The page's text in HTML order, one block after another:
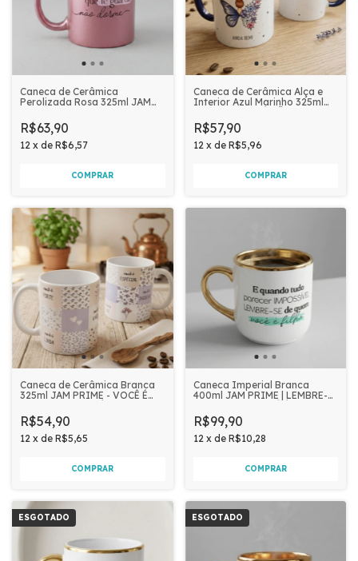
Caneca de Cerâmica
Perolizada Rosa 325ml JAM
GUARDA NÃO DORME
R$63,90
12 x de R$6,57
Caneca de Cerâmica Alça e
Interior Azul Marinho 325ml
MAIS A MESMA
R$57,90
12 x de R$5,96
Caneca de Cerâmica Branca
325ml JAM PRIME - VOCÊ É
R$54,90
12 x de R$5,65
Caneca Imperial Branca
400ml JAM PRIME | LEMBRE-
R$99,90
12 x de R$10,28
ESGOTADO ESGOTADO